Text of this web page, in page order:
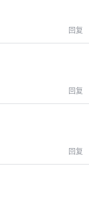
回复
回复
回复